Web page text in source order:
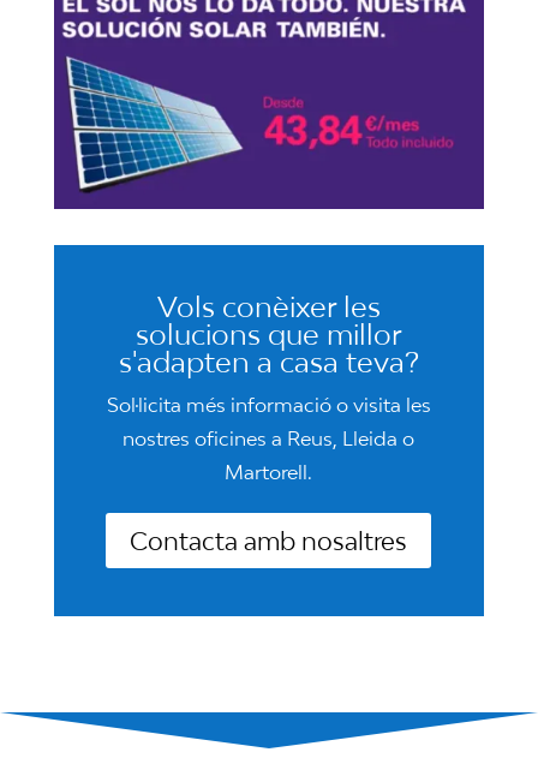
Vols conèixer les
solucions que millor
s'adapten a casa teva?
Sol·licita més informació o visita les
nostres oficines a Reus, Lleida o
Martorell.
Contacta amb nosaltres